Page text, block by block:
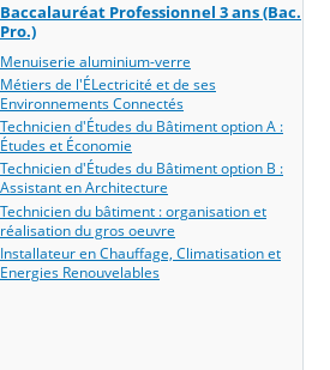
Baccalauréat Professionnel 3 ans (Bac.
Pro.)
Menuiserie aluminium-verre
Métiers de l'ÉLectricité et de ses
Environnements Connectés
Technicien d'Études du Bâtiment option A :
Études et Économie
Technicien d'Études du Bâtiment option B :
Assistant en Architecture
Technicien du bâtiment : organisation et
réalisation du gros oeuvre
Installateur en Chauffage, Climatisation et
Energies Renouvelables